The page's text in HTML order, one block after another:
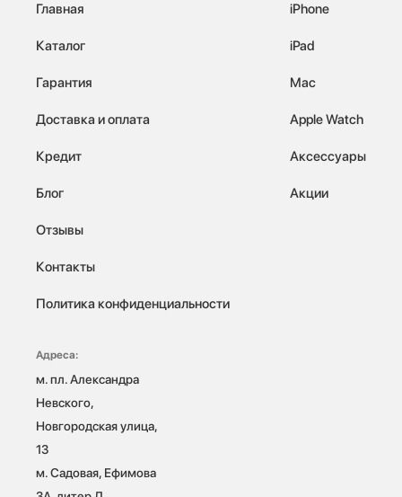
Главная
Каталог
Гарантия
Доставка и оплата
Кредит
Блог
Отзывы
Контакты
Политика конфиденциальности
iPhone
iPad
Mac
Apple Watch
Аксессуары
Акции
Адреса:
м. пл. Александра
Невского,
Новгородская улица,
13
м. Садовая, Ефимова